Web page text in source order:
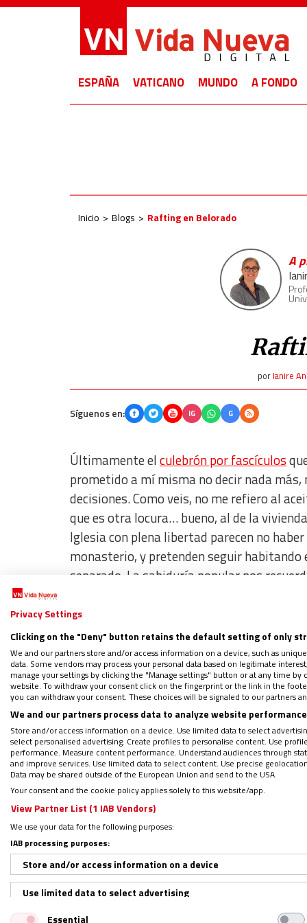
ESPAÑA VATICANO MUNDO A FONDO
Inicio Blogs Rafting en Belorado
A
por Ianire
Síguenos en: IG G
Últimamente elculebrón por fascículos
prometido a mí misma no decir nada más,
decisiones. Como veis, no me refiero al
que es otra locura… bueno, al de la
Iglesia con plena libertad parecen no
monasterio, y pretenden seguir habitando
separado. La sabiduría popular nos
ropa” o “tomar sopas y sorber” o “estar
tendencia muy humana no asumir las
WHATSAPP: Sigue nuestro canal
PODCAST: Formando líderes
Regístrate en el boletín gratuito y
El coste de nuestras opciones
En cambio, en el mismo culebrón mediático
tiempo habían sido “su gente”, con
Asumió, sin duda con dolor y dificultad,
humanos y creyentes, la necesidad de
pueden prevalecer a cualquier precio,
Privacy Settings
Clicking on the "Deny" button retains the default setting of only
We and our partners store and/or access information on a device, such as
data. Some vendors may process your personal data based on legitimate
manage your settings by clicking the "Manage settings" button or at any time
website. To withdraw your consent click on the fingerprint or the link in the
you can withdraw your consent. These choices will be signaled to our partners
We and our partners process data to analyze website
Store and/or access information on a device. Use limited data to select
select personalised advertising. Create profiles to personalise content. Use
performance. Measure content performance. Understand audiences through
and improve services. Use limited data to select content. Use precise
Data may be shared outside of the European Union and send to the USA.
Your consent and the cookie policy applies solely to this website/app.
View Partner List (1 IAB Vendors)
We use your data for the following purposes:
IAB processing purposes:
Store and/or access information on a device
Use limited data to select advertising
Essential